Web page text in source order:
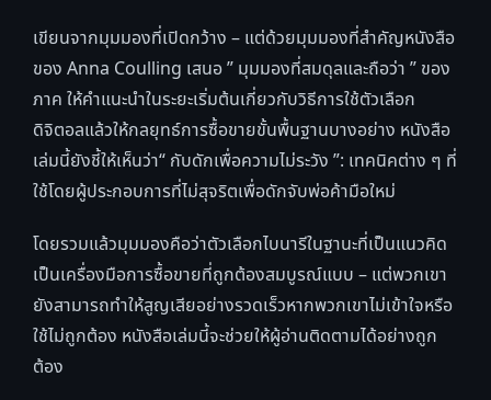
เขียนจากมุมมองที่เปิดกว้าง – แต่ด้วยมุมมองที่สำคัญหนังสือ
ของ Anna Coulling เสนอ ” มุมมองที่สมดุลและถือว่า ” ของ
ภาค ให้คำแนะนำในระยะเริ่มต้นเกี่ยวกับวิธีการใช้ตัวเลือก
ดิจิตอลแล้วให้กลยุทธ์การซื้อขายขั้นพื้นฐานบางอย่าง หนังสือ
เล่มนี้ยังชี้ให้เห็นว่า“ กับดักเพื่อความไม่ระวัง ”: เทคนิคต่าง ๆ ที่
ใช้โดยผู้ประกอบการที่ไม่สุจริตเพื่อดักจับพ่อค้ามือใหม่
โดยรวมแล้วมุมมองคือว่าตัวเลือกไบนารีในฐานะที่เป็นแนวคิด
เป็นเครื่องมือการซื้อขายที่ถูกต้องสมบูรณ์แบบ – แต่พวกเขา
ยังสามารถทำให้สูญเสียอย่างรวดเร็วหากพวกเขาไม่เข้าใจหรือ
ใช้ไม่ถูกต้อง หนังสือเล่มนี้จะช่วยให้ผู้อ่านติดตามได้อย่างถูก
ต้อง